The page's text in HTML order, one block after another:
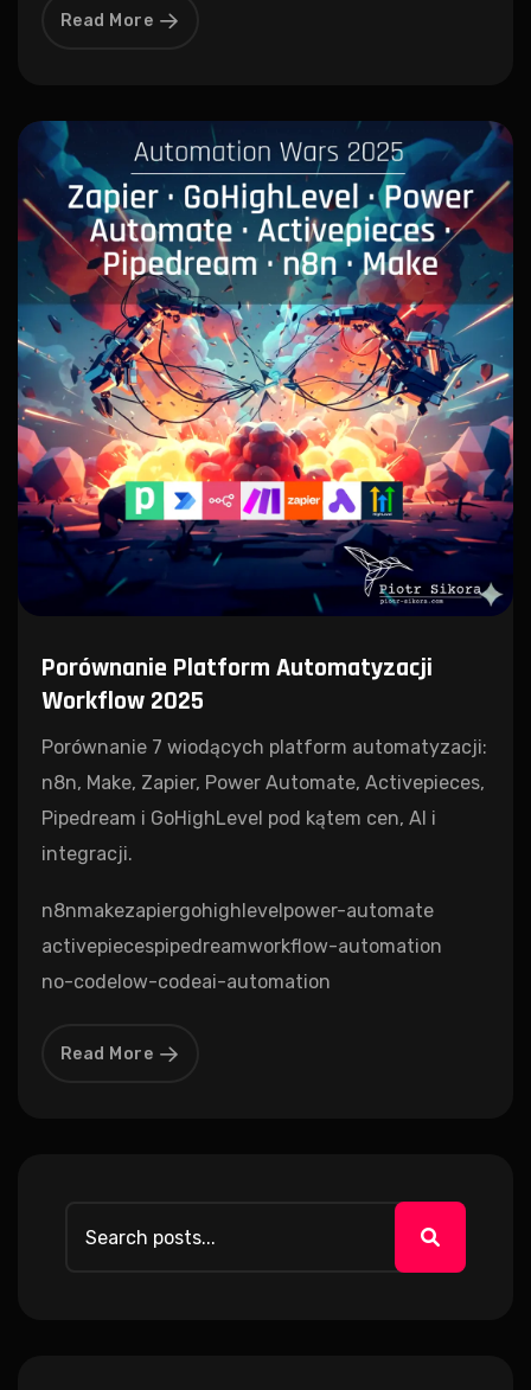
Read More
Porównanie Platform Automatyzacji
Workflow 2025
Porównanie 7 wiodących platform automatyzacji:
n8n, Make, Zapier, Power Automate, Activepieces,
Pipedream i GoHighLevel pod kątem cen, AI i
integracji.
n8nmakezapiergohighlevel power-automate
activepiecespipedreamworkflow-automation
no-code low-codeai-automation
Read More